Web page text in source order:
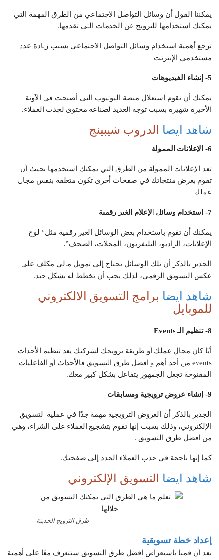
يمكننا القول أن وسائل التواصل الاجتماعي من الطرق المهمة التي
يمكنك استخدامها للترويج عن الخدمات التي تقدمها.
ترجع أهمية استخدام وسائل التواصل الاجتماعي بسبب زيادة عدد
مستخدمي الإنترنت.
5- إنشاء الفيديوهات
يمكنك أن تقوم استغلال منصة اليوتيوب التي أصبحت في الآونة
الأخيرة شهيرة بسبب توجه العديد لصناعة محتوى لجذب العملاء.
شاهد ايضا الدروب شيبينج
6- الإعلانات الممولة
تعد الإعلانات الممولة من الطرق التي يمكنك استخدمها بحيث أن
تقوم بعرض منتجاتك في صفحات أخرى تكون متعلقة بنفس مجال
عملك.
7- استخدام وسائل الإعلام الغير رقمية
يمكنك أن تقوم باستخدام بعض الوسائل الغير رقمية مثل” لوح
الإعلانات، الراديو، التليفزيون، المجلات، الصحف”.
الجدير بالذكر أن تلك الوسائل تحتاج إلى تمويل مالي مكلف على
عكس التسويق الرقمي، لذلك يجب أن تخطط له بشكل جيد.
شاهد ايضا برامج التسويق الالكتروني
للموبايل
8- تنظيم الـ Events
أيًا كان مجال عملك أو طريقة ترويجك لشركتك يعد تنظيم الأحداث
events من أحد أهم و افضل طرق التسويق فالأحداث أو الفاعليات
المفتوحة تجعل الجمهور يتفاعل بشكل كبير معك.
9- إنشاء عروض ترويجية ومسابقات
الجدير بالذكر أن العروض الترويجية مهمة جدًا في عملية التسويق
الإلكتروني، وذلك بسبب إنها تقوم بتشجيع العملاء على الشراء، وهي
من افضل طرق التسويق .
كما إنها ناجحة في جذب العملاء الجدد إلى صفحتك.
شاهد ايضا التسويق الإلكتروني
طرق الترويج الحديثة
إعداد خطة تسويقية
بعد أن قمنا باستعراض افضل طرق التسويق سنتعرف معًا على أهمية